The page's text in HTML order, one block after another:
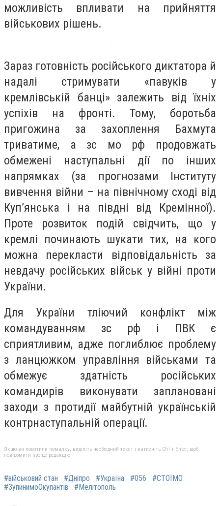
можливість впливати на прийняття
військових рішень.
Зараз готовність російського диктатора й
надалі стримувати «павуків у
кремлівській банці» залежить від їхніх
успіхів на фронті. Тому, боротьба
пригожина за захоплення Бахмута
триватиме, а зс мо рф продовжать
обмежені наступальні дії по інших
напрямках (за прогнозами Інституту
вивчення війни – на північному сході від
Куп’янська і на півдні від Кремінної).
Проте розвиток подій свідчить, що у
кремлі починають шукати тих, на кого
можна перекласти відповідальність за
невдачу російських військ у війні проти
України.
Для України тліючий конфлікт між
командуванням зс рф і ПВК є
сприятливим, адже поглиблює проблему
з ланцюжком управління військами та
обмежує здатність російських
командирів виконувати заплановані
заходи з протидії майбутній українській
контрнаступальній операції.
Якщо ви помітили помилку, виділіть необхідний текст і натисніть Ctrl + Enter, щоб
повідомити про це редакцію
#військовий стан #Дніпро #Україна #056
#СТОЇМО
#ЗупинимоОкупантів
#Мелітополь